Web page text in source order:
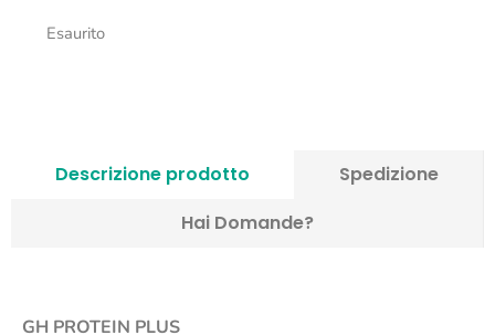
Esaurito
Descrizione prodotto
Spedizione
Hai Domande?
GH PROTEIN PLUS